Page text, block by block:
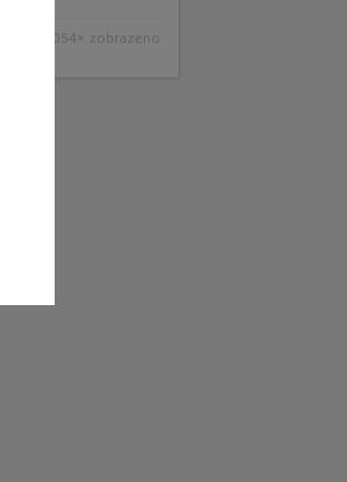
2 054× zobrazeno